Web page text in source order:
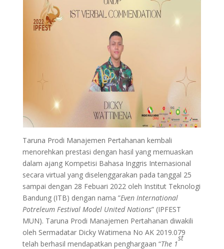
Taruna Prodi Manajemen Pertahanan kembali
menorehkan prestasi dengan hasil yang memuaskan
dalam ajang Kompetisi Bahasa Inggris Internasional
secara virtual yang diselenggarakan pada tanggal 25
sampai dengan 28 Febuari 2022 oleh Institut Teknologi
Bandung (ITB) dengan nama ”Even International
Potreleum Festival Model United Nations” (IPFEST
MUN). Taruna Prodi Manajemen Pertahanan diwakili
oleh Sermadatar Dicky Watimena No AK 2019.079
telah berhasil mendapatkan penghargaan “The 1
st